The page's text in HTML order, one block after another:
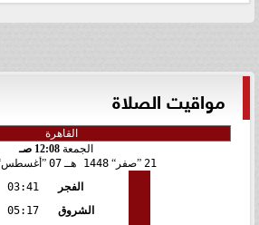
مواقيت الصلاة
الجمعة 12:08 صـ
21 صفر 1448 هـ 07 أغسطس
الفجر
03:41
الشروق
05:17